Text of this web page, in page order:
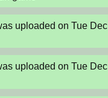
uploaded on Tue Dec
uploaded on Tue Dec